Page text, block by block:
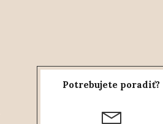
Potrebujete poradiť?